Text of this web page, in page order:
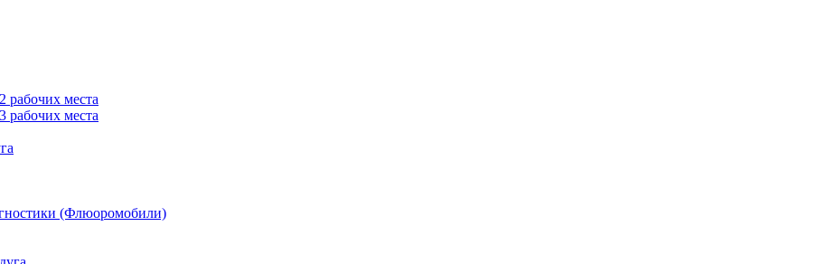
рабочих места
рабочих места
(Флюоромобили)